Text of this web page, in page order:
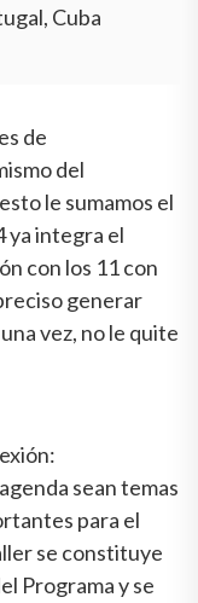
Cuba
de
del
le sumamos el
ya integra el
con los 11 con
generar
vez, no le quite
sean temas
para el
se constituye
Programa y se